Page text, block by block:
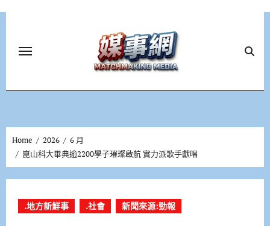
Home 2026
6 月
崑山科大畢典逾2200學子璀璨啟航 實力派歌手獻唱
.地方新鮮事 .社會 新聞來源:勁報